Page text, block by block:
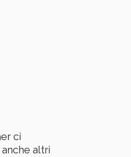
ci
altri